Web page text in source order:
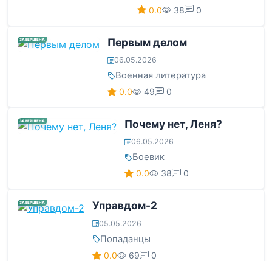
0.0 38 0
ЗАВЕРШЕНА Первым делом
06.05.2026
Военная литература
0.0 49 0
ЗАВЕРШЕНА Почему нет, Леня?
06.05.2026
Боевик
0.0 38 0
ЗАВЕРШЕНА Управдом-2
05.05.2026
Попаданцы
0.0 69 0